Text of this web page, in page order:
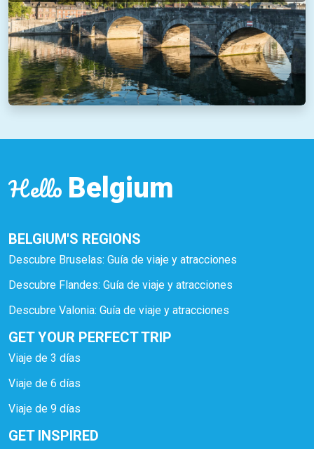
Hello Belgium
BELGIUM'S REGIONS
Descubre Bruselas: Guía de viaje y atracciones
Descubre Flandes: Guía de viaje y atracciones
Descubre Valonia: Guía de viaje y atracciones
GET YOUR PERFECT TRIP
Viaje de 3 días
Viaje de 6 días
Viaje de 9 días
GET INSPIRED